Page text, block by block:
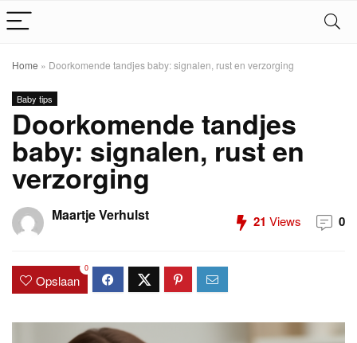
Home » Doorkomende tandjes baby: signalen, rust en verzorging
Baby tips
Doorkomende tandjes
baby: signalen, rust en
verzorging
Maartje Verhulst 21 Views 0
Opslaan
0